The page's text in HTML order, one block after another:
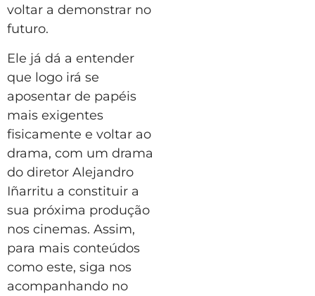
voltar a demonstrar no
futuro.
Ele já dá a entender
que logo irá se
aposentar de papéis
mais exigentes
fisicamente e voltar ao
drama, com um drama
do diretor Alejandro
Iñarritu a constituir a
sua próxima produção
nos cinemas. Assim,
para mais conteúdos
como este, siga nos
acompanhando no